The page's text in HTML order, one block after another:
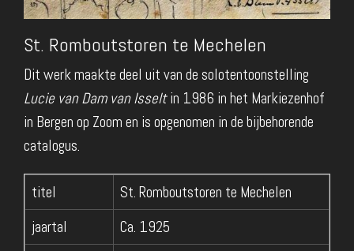
St. Romboutstoren te Mechelen
Dit werk maakte deel uit van de solotentoonstelling
Lucie van Dam van Isseltin 1986 in het Markiezenhof
in Bergen op Zoom en is opgenomen in de bijbehorende
catalogus.
titel
St. Romboutstoren te Mechelen
jaartal
Ca. 1925